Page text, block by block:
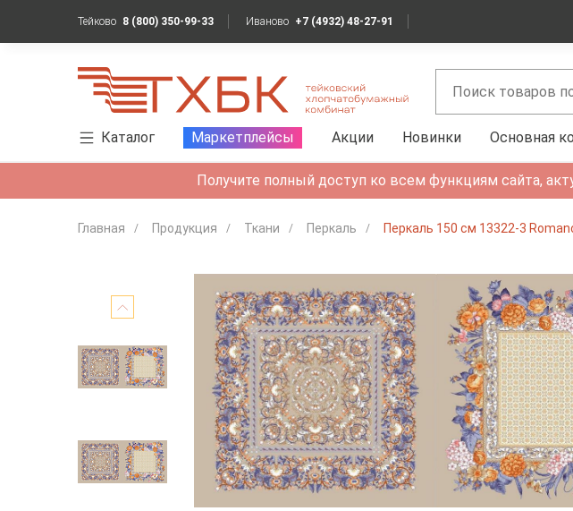
Тейково 8 (800) 350-99-33 Иваново +7 (4932) 48-27-91
Каталог Маркетплейсы Акции Новинки Основная
Получите полный доступ ко всем функциям сайта,
Главная Продукция Ткани Перкаль Перкаль 150 см 13322-3